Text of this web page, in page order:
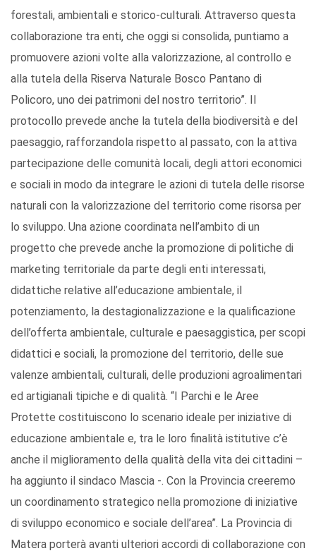
forestali, ambientali e storico-culturali. Attraverso questa
collaborazione tra enti, che oggi si consolida, puntiamo a
promuovere azioni volte alla valorizzazione, al controllo e
alla tutela della Riserva Naturale Bosco Pantano di
Policoro, uno dei patrimoni del nostro territorio”. Il
protocollo prevede anche la tutela della biodiversità e del
paesaggio, rafforzandola rispetto al passato, con la attiva
partecipazione delle comunità locali, degli attori economici
e sociali in modo da integrare le azioni di tutela delle risorse
naturali con la valorizzazione del territorio come risorsa per
lo sviluppo. Una azione coordinata nell’ambito di un
progetto che prevede anche la promozione di politiche di
marketing territoriale da parte degli enti interessati,
didattiche relative all’educazione ambientale, il
potenziamento, la destagionalizzazione e la qualificazione
dell’offerta ambientale, culturale e paesaggistica, per scopi
didattici e sociali, la promozione del territorio, delle sue
valenze ambientali, culturali, delle produzioni agroalimentari
ed artigianali tipiche e di qualità. “I Parchi e le Aree
Protette costituiscono lo scenario ideale per iniziative di
educazione ambientale e, tra le loro finalità istitutive c’è
anche il miglioramento della qualità della vita dei cittadini –
ha aggiunto il sindaco Mascia -. Con la Provincia creeremo
un coordinamento strategico nella promozione di iniziative
di sviluppo economico e sociale dell’area”. La Provincia di
Matera porterà avanti ulteriori accordi di collaborazione con